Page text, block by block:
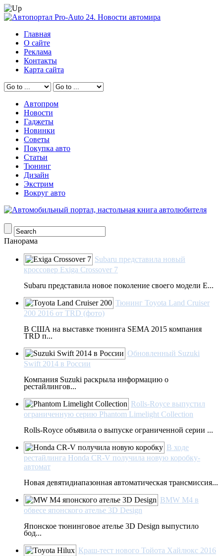
Главная
О сайте
Реклама
Контакты
Карта сайта
Автопром
Новости
Гаджеты
Новинки
Советы
Покупка авто
Статьи
Тюнинг
Дизайн
Экстрим
Вокруг авто
Панорама
Subaru представила новый
кроссовер Exiga Crossover 7
Subaru представила новое поколение своего модели E...
Тюнинг Toyota Land Cruiser
200 2016 от TRD (фото)
В США на выставке тюнинга SEMA 2015 компания
TRD п...
Обновленный Suzuki
Swift 2014 в России
Компания Suzuki раскрыла информацию о
рестайлингов...
Rolls-Royce выпустил
ограниченную серию Phantom Limelight Collection
Rolls-Royce объявила о выпуске ограниченной серии ...
В ходе
рестайлинга Honda CR-V получила новую коробку-
автомат
Новая девятидиапазонная автоматическая трансмиссия...
BMW M4 в
обвесе японского ателье 3D Design
Японское тюнинговое ателье 3D Design выпустило
бод...
Краш-тест нового Тойота Хайлюкс 2016